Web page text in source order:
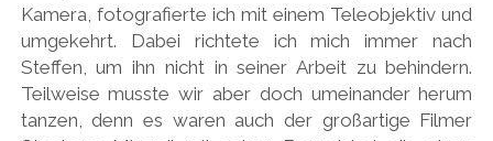
Kamera, fotografierte ich mit einem Teleobjektiv und
umgekehrt. Dabei richtete ich mich immer nach
Steffen, um ihn nicht in seiner Arbeit zu behindern.
Teilweise musste wir aber doch umeinander herum
tanzen, denn es waren auch der großartige Filmer